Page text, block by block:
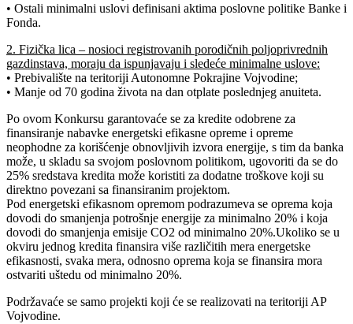
• Ostali minimalni uslovi definisani aktima poslovne politike Banke i
Fonda.
2. Fizička lica – nosioci registrovanih porodičnih poljoprivrednih
gazdinstava, moraju da ispunjavaju i sledeće minimalne uslove:
• Prebivalište na teritoriji Autonomne Pokrajine Vojvodine;
• Manje od 70 godina života na dan otplate poslednjeg anuiteta.
Po ovom Konkursu garantovaće se za kredite odobrene za
finansiranje nabavke energetski efikasne opreme i opreme
neophodne za korišćenje obnovljivih izvora energije, s tim da banka
može, u skladu sa svojom poslovnom politikom, ugovoriti da se do
25% sredstava kredita može koristiti za dodatne troškove koji su
direktno povezani sa finansiranim projektom.
Pod energetski efikasnom opremom podrazumeva se oprema koja
dovodi do smanjenja potrošnje energije za minimalno 20% i koja
dovodi do smanjenja emisije CO2 od minimalno 20%.Ukoliko se u
okviru jednog kredita finansira više različitih mera energetske
efikasnosti, svaka mera, odnosno oprema koja se finansira mora
ostvariti uštedu od minimalno 20%.
Podržavaće se samo projekti koji će se realizovati na teritoriji AP
Vojvodine.